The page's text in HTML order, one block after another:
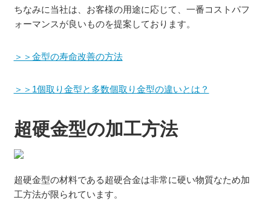
ちなみに当社は、お客様の用途に応じて、一番コストパフ
ォーマンスが良いものを提案しております。
＞＞金型の寿命改善の方法
＞＞1個取り金型と多数個取り金型の違いとは？
超硬金型の加工方法
超硬金型の材料である超硬合金は非常に硬い物質なため加
工方法が限られています。